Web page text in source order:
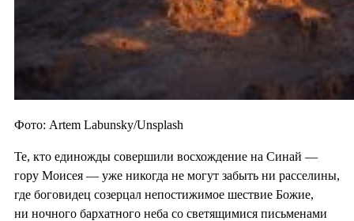
Фото: Artem Labunsky/Unsplash
Те, кто единожды совершили восхождение на Синай —
гору Моисея — уже никогда не могут забыть ни расселины,
где боговидец созерцал непостижимое шествие Божие,
ни ночного бархатного неба со светящимися письменами